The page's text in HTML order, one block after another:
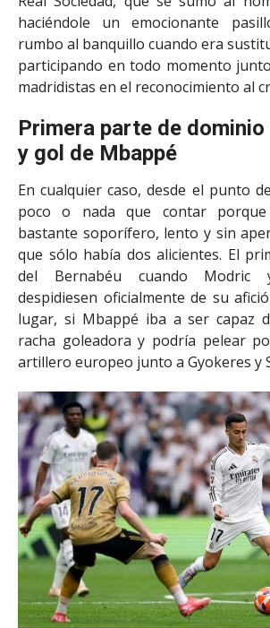
haciéndole un emocionante
rumbo al banquillo cuando era
participando en todo momento
madridistas en el reconocimiento al
Primera parte de
y gol de Mbappé
En cualquier caso, desde el punto
poco o nada que contar
bastante soporífero, lento y sin
que sólo había dos alicientes. El
del Bernabéu cuando Modric
despidiesen oficialmente de su
lugar, si Mbappé iba a ser capaz
racha goleadora y podría pelear
artillero europeo junto a Gyokeres y